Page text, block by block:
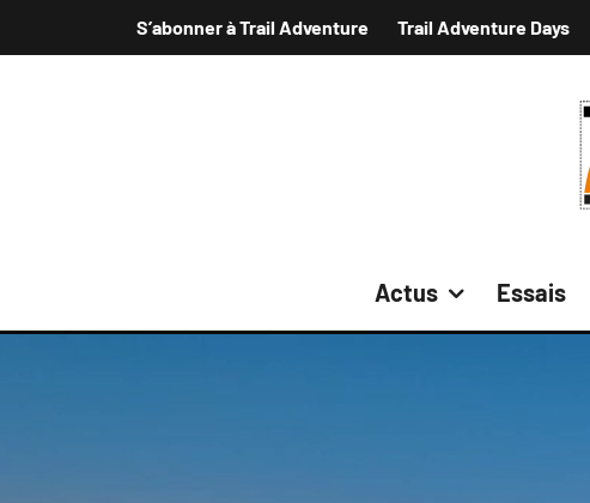
S’abonner à Trail Adventure Trail Adventure Days
Actus Essais